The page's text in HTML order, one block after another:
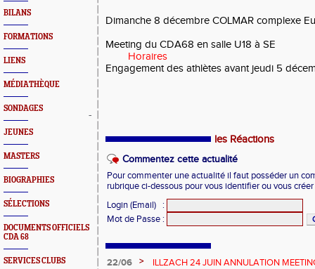
BILANS
FORMATIONS
LIENS
MÉDIATHÈQUE
SONDAGES
JEUNES
MASTERS
BIOGRAPHIES
SÉLECTIONS
DOCUMENTS OFFICIELS
CDA 68
SERVICES CLUBS
Dimanche 8 décembre COLMAR complexe
Meeting du CDA68 en salle U18 à SE
Horaires
Engagement des athlètes avant jeudi 5
-
les Réactions
Commentez cette actualité
Pour commenter une actualité il faut posséder un
rubrique ci-dessous pour vous identifier ou vous
Login (Email)
:
Mot de Passe :
22/06 >
ILLZACH 24 JUIN ANNULATION